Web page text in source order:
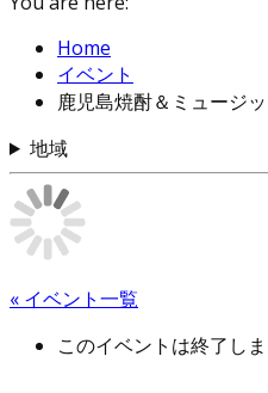
Home
イベント
鹿児島焼酎＆ミュージ
地域
« イベント一覧
このイベントは終了しま